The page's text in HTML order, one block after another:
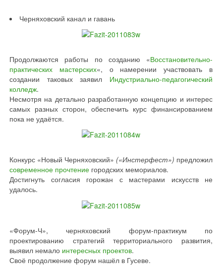
Черняховский канал и гавань
Продолжаются работы по созданию «Восстановительно-
практических мастерских«, о намерении участвовать в
создании таковых заявил Индустриально-педагогический
колледж.
Несмотря на детально разработанную концепцию и интерес
самых разных сторон, обеспечить курс финансированием
пока не удаётся.
Конкурс «Новый Черняховский» («Инстерфест») предложил
современное прочтение городских мемориалов.
Достигнуть согласия горожан с мастерами искусств не
удалось.
«Форум-Ч», черняховский форум-практикум по
проектированию стратегий территориального развития,
выявил немало интересных проектов.
Своё продолжение форум нашёл в Гусеве.